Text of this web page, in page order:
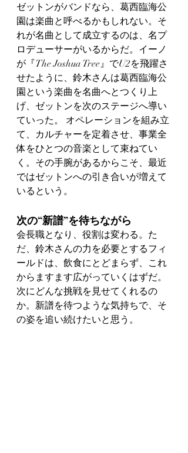
ゼットンがバンドなら、葛西臨海公
園は楽曲と呼べるかもしれない。そ
れが名曲として成立するのは、名プ
ロデューサーがいるからだ。イーノ
が『The Joshua Tree』でU2を飛躍さ
せたように、鈴木さんは葛西臨海公
園という楽曲を名曲へとつくり上
げ、ゼットンを次のステージへ導い
ていった。 オペレーションを組み立
て、カルチャーを定着させ、事業全
体をひとつの音楽として束ねてい
く。その手腕があるからこそ、最近
ではゼットンへの引き合いが増えて
いるという。
次の“新譜”を待ちながら
会長職となり、役割は変わる。た
だ、鈴木さんの力を必要とするフィ
ールドは、飲食にとどまらず、これ
からますます広がっていくはずだ。
次にどんな挑戦を見せてくれるの
か。新譜を待つような気持ちで、そ
の姿を追い続けたいと思う。